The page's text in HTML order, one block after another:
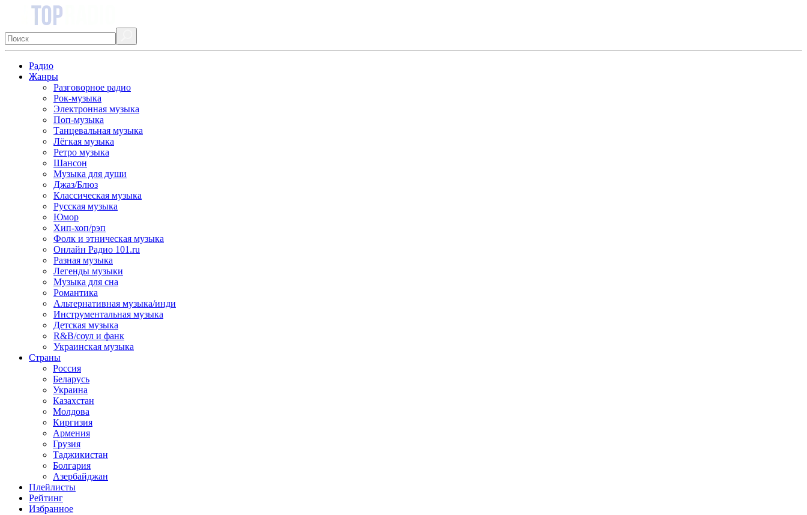
Радио
Жанры
Разговорное радио
Рок-музыка
Электронная музыка
Поп-музыка
Танцевальная музыка
Лёгкая музыка
Ретро музыка
Шансон
Музыка для души
Джаз/Блюз
Классическая музыка
Русская музыка
Юмор
Хип-хоп/рэп
Фолк и этническая музыка
Онлайн Радио 101.ru
Разная музыка
Легенды музыки
Музыка для сна
Романтика
Альтернативная музыка/инди
Инструментальная музыка
Детская музыка
R&B/cоул и фанк
Украинская музыка
Страны
Россия
Беларусь
Украина
Казахстан
Молдова
Киргизия
Армения
Грузия
Таджикистан
Болгария
Азербайджан
Плейлисты
Рейтинг
Избранное